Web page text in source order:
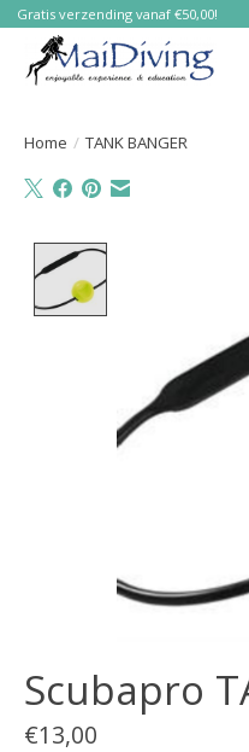
Gratis verzending vanaf €50,00!
Home / TANK BANGER
Scubapro
€13,00